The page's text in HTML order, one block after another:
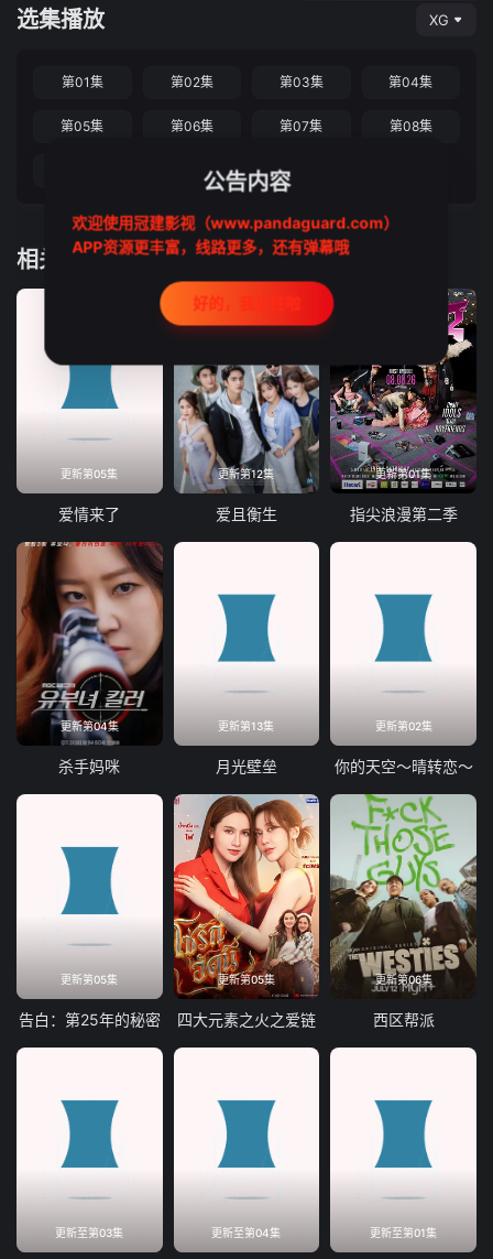
选集播放 XG
第01集 第02集 第03集 第04集
第05集 第06集 第07集 第08集
第10集 第11集
相关推荐
更新第05集
爱情来了
更新第12集
爱且衡生
更新第01集
指尖浪漫第二季
更新第04集
杀手妈咪
更新第13集
月光壁垒
更新第02集
你的天空～晴转恋～
更新第05集
告白：第25年的秘密
更新第05集
四大元素之火之爱链
更新第06集
西区帮派
更新至第03集 更新至第04集 更新至第01集
公告内容
欢迎使用冠建影视（www.pandaguard.com）
APP资源更丰富，线路更多，还有弹幕哦
好的，我记住啦